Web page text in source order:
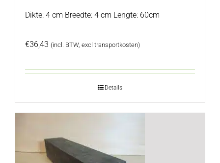
Dikte: 4 cm Breedte: 4 cm Lengte: 60cm
€36,43 (incl. BTW, excl transportkosten)
Details